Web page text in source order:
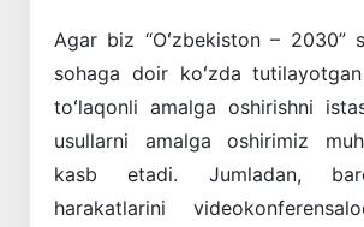
Agar biz “Oʻzbekiston – 2030”
sohaga doir koʻzda
toʻlaqonli amalga oshirishni
usullarni amalga oshirimiz
kasb etadi. Jumladan,
harakatlarini